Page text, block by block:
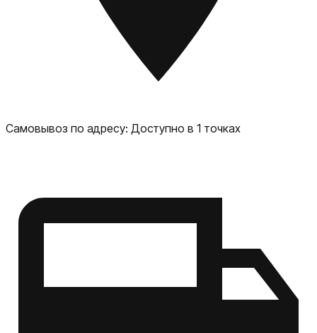
Самовывоз по адресу: Доступно в 1 точках